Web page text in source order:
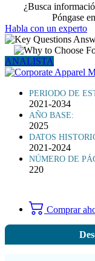
¿Busca
Póngase
Habla con un experto
ANALISTA
PERIODO DE
2021-2034
AÑO BASE:
2025
DATOS
2021-2024
NÚMERO DE
220
Comprar